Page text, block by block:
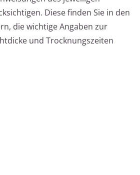
Diese finden Sie in den
die wichtige Angaben zur
und Trocknungszeiten